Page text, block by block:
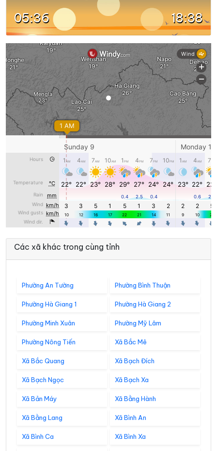
05:36 18:38
Các xã khác trong cùng tỉnh
Phường An Tường Phường Bình Thuận
Phường Hà Giang 1 Phường Hà Giang 2
Phường Minh Xuân Phường Mỹ Lâm
Phường Nông Tiến Xã Bắc Mê
Xã Bắc Quang Xã Bạch Đích
Xã Bạch Ngọc Xã Bạch Xa
Xã Bản Máy Xã Bằng Hành
Xã Bằng Lang Xã Bình An
Xã Bình Ca Xã Bình Xa